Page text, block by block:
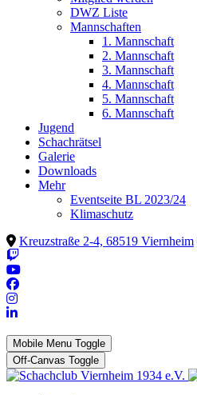
DWZ Liste
Mannschaften
1. Mannschaft
2. Mannschaft
3. Mannschaft
4. Mannschaft
5. Mannschaft
6. Mannschaft
Jugend
Schachrätsel
Galerie
Downloads
Mehr
Eventseite BL 2023/24
Klimaschutz
Kreuzstraße 2-4, 68519 Viernheim
Mobile Menu Toggle
Off-Canvas Toggle